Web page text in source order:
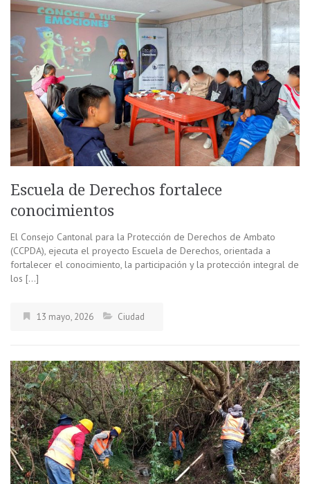
Escuela de Derechos fortalece
conocimientos
El Consejo Cantonal para la Protección de Derechos de Ambato
(CCPDA), ejecuta el proyecto Escuela de Derechos, orientada a
fortalecer el conocimiento, la participación y la protección integral de
los […]
13 mayo, 2026 Ciudad